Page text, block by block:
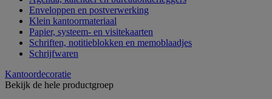
Enveloppen en postverwerking
Klein kantoormateriaal
Papier, systeem- en visitekaarten
Schriften, notitieblokken en memoblaadjes
Schrijfwaren
Kantoordecoratie
Bekijk de hele productgroep